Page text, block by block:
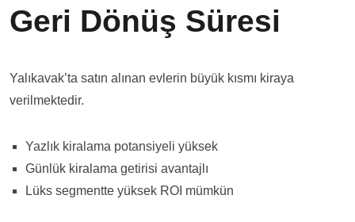
Geri Dönüş Süresi
Yalıkavak’ta satın alınan evlerin büyük kısmı kiraya
verilmektedir.
Yazlık kiralama potansiyeli yüksek
Günlük kiralama getirisi avantajlı
Lüks segmentte yüksek ROI mümkün